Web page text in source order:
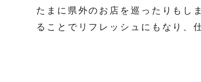
たまに県外のお店を巡ったりもし
ることでリフレッシュにもなり、